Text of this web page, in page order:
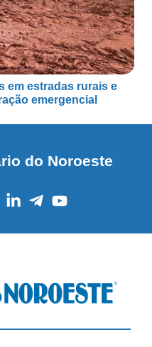
em estradas rurais e
emergencial
do Noroeste